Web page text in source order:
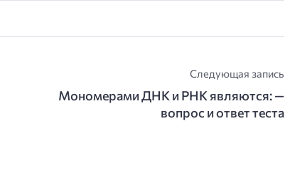
Следующая запись
Мономерами ДНК и РНК являются: —
вопрос и ответ теста